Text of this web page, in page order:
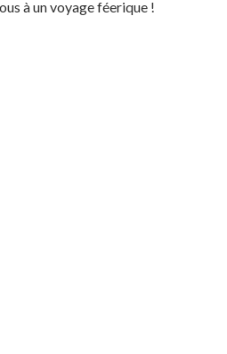
à un voyage féerique !